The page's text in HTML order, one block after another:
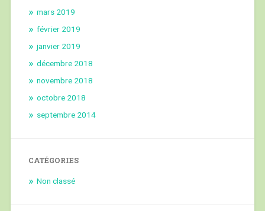
mars 2019
février 2019
janvier 2019
décembre 2018
novembre 2018
octobre 2018
septembre 2014
CATÉGORIES
Non classé